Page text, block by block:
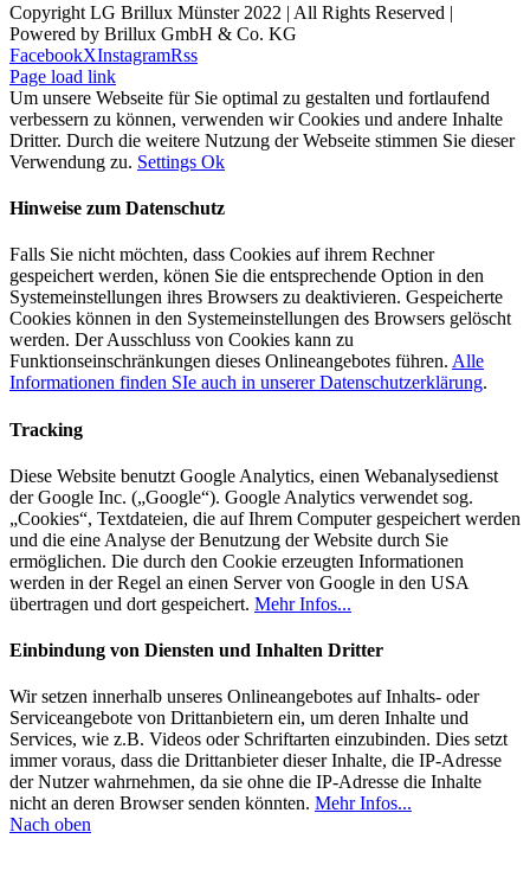
Copyright LG Brillux Münster 2022 | All Rights Reserved |
Powered by Brillux GmbH & Co. KG
FacebookXInstagramRss
Page load link
Um unsere Webseite für Sie optimal zu gestalten und fortlaufend
verbessern zu können, verwenden wir Cookies und andere Inhalte
Dritter. Durch die weitere Nutzung der Webseite stimmen Sie dieser
Verwendung zu. Settings Ok
Hinweise zum Datenschutz
Falls Sie nicht möchten, dass Cookies auf ihrem Rechner
gespeichert werden, könen Sie die entsprechende Option in den
Systemeinstellungen ihres Browsers zu deaktivieren. Gespeicherte
Cookies können in den Systemeinstellungen des Browsers gelöscht
werden. Der Ausschluss von Cookies kann zu
Funktionseinschränkungen dieses Onlineangebotes führen. Alle
Informationen finden SIe auch in unserer Datenschutzerklärung.
Tracking
Diese Website benutzt Google Analytics, einen Webanalysedienst
der Google Inc. („Google“). Google Analytics verwendet sog.
„Cookies“, Textdateien, die auf Ihrem Computer gespeichert werden
und die eine Analyse der Benutzung der Website durch Sie
ermöglichen. Die durch den Cookie erzeugten Informationen
werden in der Regel an einen Server von Google in den USA
übertragen und dort gespeichert. Mehr Infos...
Einbindung von Diensten und Inhalten Dritter
Wir setzen innerhalb unseres Onlineangebotes auf Inhalts- oder
Serviceangebote von Drittanbietern ein, um deren Inhalte und
Services, wie z.B. Videos oder Schriftarten einzubinden. Dies setzt
immer voraus, dass die Drittanbieter dieser Inhalte, die IP-Adresse
der Nutzer wahrnehmen, da sie ohne die IP-Adresse die Inhalte
nicht an deren Browser senden könnten. Mehr Infos...
Nach oben